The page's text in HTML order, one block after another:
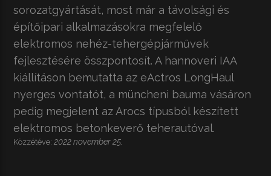
sorozatgyártását, most már a távolsági és
építőipari alkalmazásokra megfelelő
elektromos nehéz-tehergépjárművek
fejlesztésére összpontosít. A hannoveri IAA
kiállításon bemutatta az eActros LongHaul
nyerges vontatót, a müncheni bauma vásáron
pedig megjelent az Arocs típusból készített
elektromos betonkeverő teherautóval.
Közzétéve:2022 november 25.